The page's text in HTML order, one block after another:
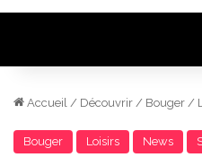
Accueil / Découvrir / Bouger /
Bouger Loisirs News